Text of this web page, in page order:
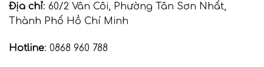
Địa chỉ: 60/2 Vân Côi, Phường Tân Sơn Nhất,
Thành Phố Hồ Chí Minh
Hotline: 0868 960 788